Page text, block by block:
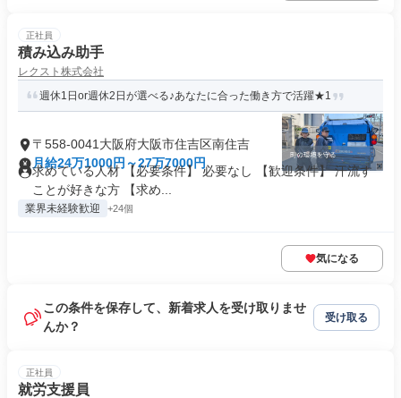
正社員
積み込み助手
レクスト株式会社
週休1日or週休2日が選べる♪あなたに合った働き方で活躍★1
〒558-0041大阪府大阪市住吉区南住吉
月給24万1000円～27万7000円
求めている人材 【必要条件】 必要なし 【歓迎条件】 汗流す
ことが好きな方 【求め...
業界未経験歓迎 +24個
気になる
この条件を保存して、新着求人を受け取りませ
んか？
受け取る
正社員
就労支援員